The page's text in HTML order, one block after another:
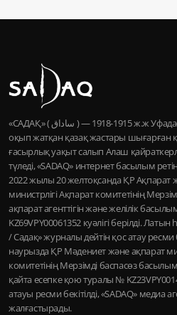
«САДАҚ» ( ساداق ) — 1915-1918 ж.ж Уфадағы «Ғалия» медресесінде
оқып жатқан қазақ жастары шығарған
ғасырлық уақыт салып Алаш
түледі, «SADAQ» интернет басылым
2022 жылы 20 желтоқсанда ҚР Ақпарат
министрлігі Ақпарат комитетінің
ақпарат агенттігін және желілік
KZ69VPY00061352 куәлігі берілді.
/ Садақ» журналы дейтін қос атау ресми
наурызда ҚР Мәдениет және ақпарат
комитетінің Мерзімді баспасөз
қайта есепке қою туралы №
атауы ресми бекітілді, «SADAQ» медиа
жалғастырады.